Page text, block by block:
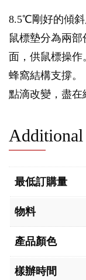
8.5℃剛好的傾斜
鼠標墊分為兩
面，供鼠標操作
蜂窩結構支撐。
點滴改變，盡在
最低訂購量
物料
產品顏色
樣辦時間